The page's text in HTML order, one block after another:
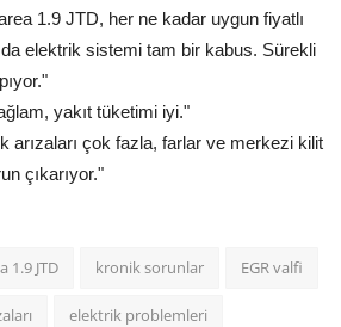
1.9 JTD, her ne kadar uygun fiyatlı
elektrik sistemi tam bir kabus. Sürekli
yakıt tüketimi iyi."
arızaları çok fazla, farlar ve merkezi kilit
çıkarıyor."
1.9 JTD kronik sorunlar EGR valfi
elektrik problemleri